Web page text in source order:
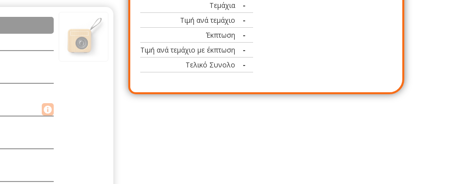
Τεμάχια
-
Τιμή ανά τεμάχιο
-
Έκπτωση
-
Τιμή ανά τεμάχιο με έκπτωση
-
Τελικό Συνολο
-